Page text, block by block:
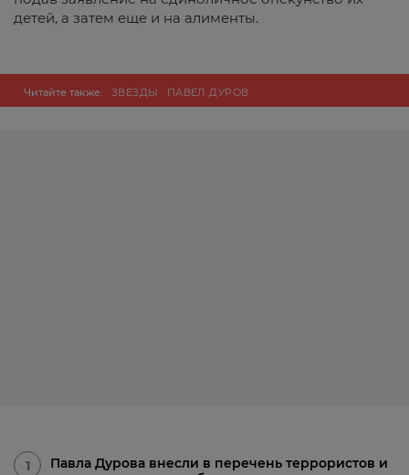
детей, а затем еще и на алименты.
Читайте также: ЗВЕЗДЫ ПАВЕЛ ДУРОВ
1
Павла Дурова внесли в перечень террористов и